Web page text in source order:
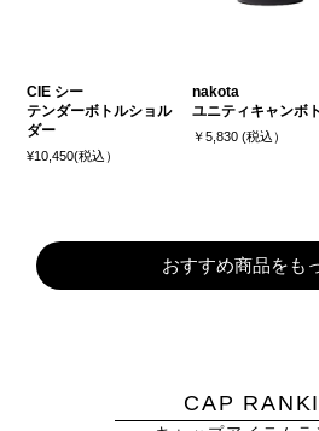
CIE シー
テンダーボトルショル
ダー
¥10,450(税込）
nakota
ユニティキャンボ
￥5,830 (税込）
おすすめ商品をも
CAP